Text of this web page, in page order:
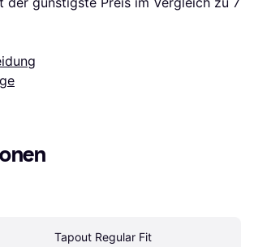
Tapout Regular Fit